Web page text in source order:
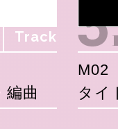
Track
編曲
M02
タイ